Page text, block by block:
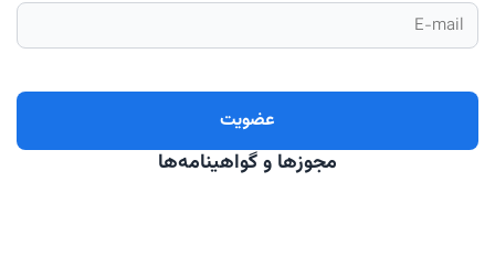
مجوزها و گواهینامه‌ها